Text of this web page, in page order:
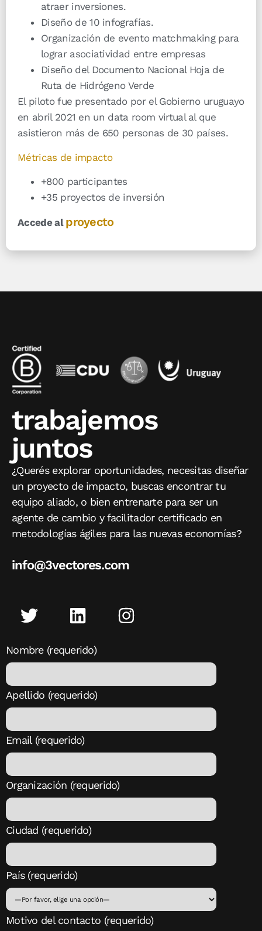
atraer inversiones.
Diseño de 10 infografías.
Organización de evento matchmaking para
lograr asociatividad entre empresas
Diseño del Documento Nacional Hoja de
Ruta de Hidrógeno Verde
El piloto fue presentado por el Gobierno uruguayo
en abril 2021 en un data room virtual al que
asistieron más de 650 personas de 30 países.
Métricas de impacto
+800 participantes
+35 proyectos de inversión
Accede al proyecto
trabajemos
juntos
¿Querés explorar oportunidades, necesitas diseñar
un proyecto de impacto, buscas encontrar tu
equipo aliado, o bien entrenarte para ser un
agente de cambio y facilitador certificado en
metodologías ágiles para las nuevas economías?
info@3vectores.com
Nombre (requerido)
Apellido (requerido)
Email (requerido)
Organización (requerido)
Ciudad (requerido)
País (requerido)
Motivo del contacto (requerido)